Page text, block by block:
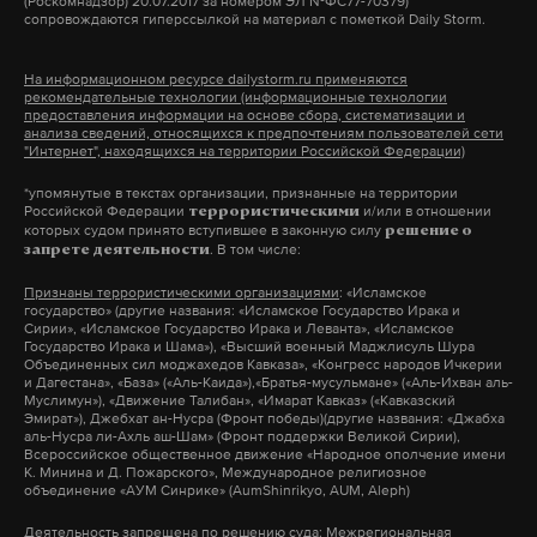
можно судить исходя из денежного выражения. В
управления медико-биологическими рисками
здоровью (ЦСП) Минздрава оценил ущерб от
обнаруженной на лицензионных участках
компаний в ХМАО и ЯНАО буролитовой смеси в
500 миллиардов рублей.
«Для сравнения, сбор за негативное воздействие
на окружающую среду за тонну ТБО — 95 рублей»,
— сказал директор по программам российского
отделения Гринпис.
Только на объектах «Роснефти» в ХМАО
специалисты ЦСП Минздрава обнаружили 20
миллионов кубометров буролита (коэффициент
Врангеля, и привезлина материк репортаж.
Телевизионщики показали хорошо
отремонтированные казармы с телевизором и
интернетом, рассказали о питании
территории нацпарка журналисты рассказывать
не стали, но уверяли, что военные займутся
скопились тысячи тонн мусора: нефтепродукты,
железные бочки, металлолом и остовы самолетов.
В прошлом году военныесобралина острове 630
тонн мусора. В 2019 году хотят вывезти еще 150
тонн металлического мусора и рекультивировать
два гектара земли.
выступили в социальных сетях жители
приграничного села Мехельта Гумбетовского
района Дагестана. Горцы боятся потерять 160
гектаров полей, на которых поколениями пасли
скот. Это только один из примеров общественного
недовольства, связанного с проведением новой
границы между двумя субъектами Федерации.
Почему такая негативная реакция
на рутинную процедуру?
Правительство Дагестана выдавало
информацию о происходящем крайне скупо.
сопровождаются гиперссылкой на материал с пометкой Daily Storm.
На информационном ресурсе dailystorm.ru применяются
рекомендательные технологии (информационные технологии
предоставления информации на основе сбора, систематизации и
анализа сведений, относящихся к предпочтениям пользователей сети
"Интернет", находящихся на территории Российской Федерации)
*упомянутые в текстах организации, признанные на территории
Российской Федерации террористическими и/или в отношении
которых судом принято вступившее в законную силу решение о
запрете деятельности. В том числе:
Признаны террористическими организациями: «Исламское
государство» (другие названия: «Исламское Государство Ирака и
Сирии», «Исламское Государство Ирака и Леванта», «Исламское
Государство Ирака и Шама»), «Высший военный Маджлисуль Шура
Объединенных сил моджахедов Кавказа», «Конгресс народов Ичкерии
и Дагестана», «База» («Аль-Каида»),«Братья-мусульмане» («Аль-Ихван аль-
Муслимун»), «Движение Талибан», «Имарат Кавказ» («Кавказский
Эмират»), Джебхат ан-Нусра (Фронт победы)(другие названия: «Джабха
аль-Нусра ли-Ахль аш-Шам» (Фронт поддержки Великой Сирии),
Всероссийское общественное движение «Народное ополчение имени
К. Минина и Д. Пожарского», Международное религиозное
объединение «АУМ Синрике» (AumShinrikyo, AUM, Aleph)
Деятельность запрещена по решению суда: Межрегиональная